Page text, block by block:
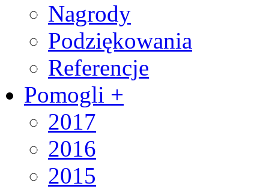
Nagrody
Podziękowania
Referencje
Pomogli +
2017
2016
2015